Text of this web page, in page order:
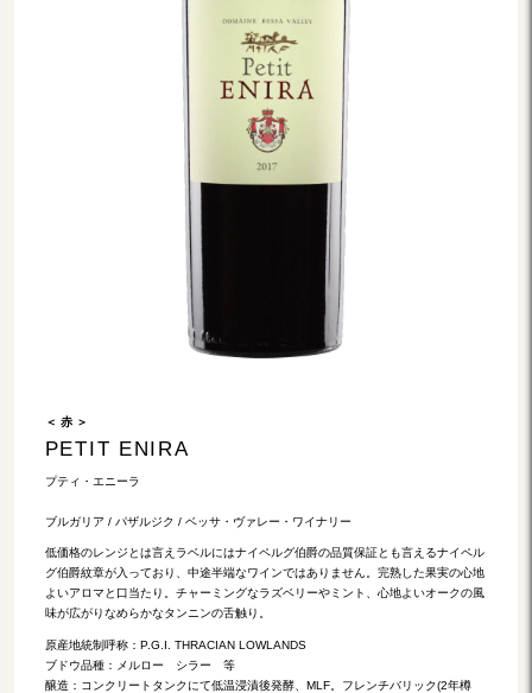
＜ 赤 ＞
PETIT ENIRA
プティ・エニーラ
ブルガリア / パザルジク / ベッサ・ヴァレー・ワイナリー
低価格のレンジとは言えラベルにはナイペルグ伯爵の品質保証とも言えるナイペル
グ伯爵紋章が入っており、中途半端なワインではありません。完熟した果実の心地
よいアロマと口当たり。チャーミングなラズベリーやミント、心地よいオークの風
味が広がりなめらかなタンニンの舌触り。
原産地統制呼称：P.G.I. THRACIAN LOWLANDS
ブドウ品種：メルロー シラー 等
醸造：コンクリートタンクにて低温浸漬後発酵、MLF。フレンチバリック(2年樽